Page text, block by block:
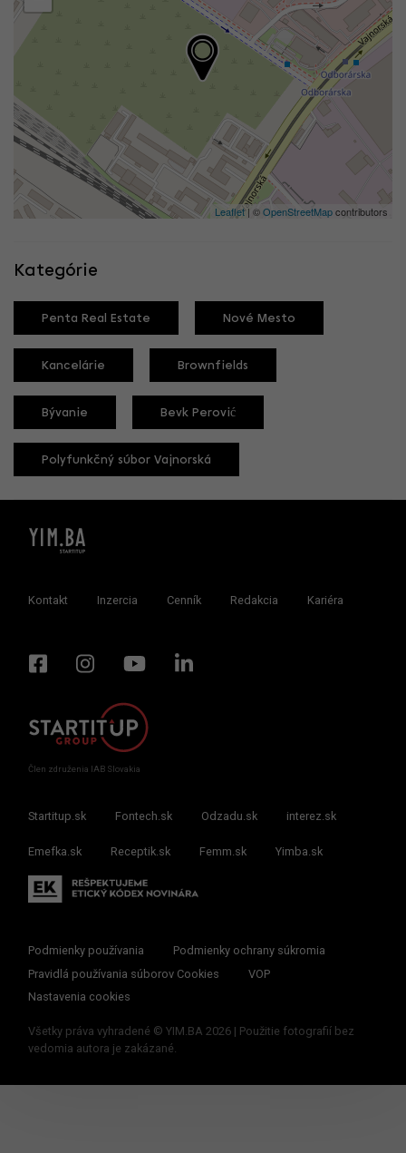
Leaflet| ©OpenStreetMapcontributors
Kategórie
Penta Real Estate Nové Mesto
Kancelárie Brownfields
Bývanie Bevk Perović
Polyfunkčný súbor Vajnorská
Kontakt Inzercia Cenník Redakcia Kariéra
Člen združenia IAB Slovakia
Startitup.sk Fontech.sk Odzadu.sk interez.sk
Emefka.sk Receptik.sk Femm.sk Yimba.sk
Podmienky používania
Podmienky ochrany súkromia
Pravidlá používania súborov Cookies
VOP
Nastavenia cookies
Všetky práva vyhradené © YIM.BA 2026 | Použitie fotografií bez
vedomia autora je zakázané.